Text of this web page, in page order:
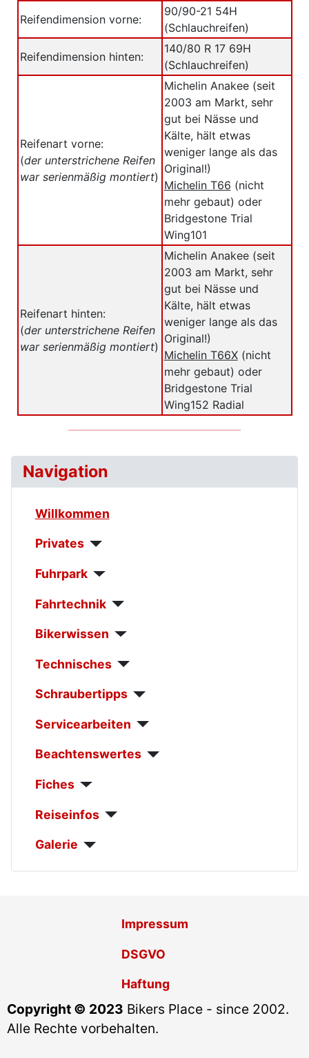
Reifendimension vorne:
90/90-21 54H
(Schlauchreifen)
Reifendimension hinten:
140/80 R 17 69H
(Schlauchreifen)
Reifenart vorne:
(der unterstrichene Reifen
war serienmäßig montiert)
Michelin Anakee (seit
2003 am Markt, sehr
gut bei Nässe und
Kälte, hält etwas
weniger lange als das
Original!)
Michelin T66 (nicht
mehr gebaut) oder
Bridgestone Trial
Wing101
Reifenart hinten:
(der unterstrichene Reifen
war serienmäßig montiert)
Michelin Anakee (seit
2003 am Markt, sehr
gut bei Nässe und
Kälte, hält etwas
weniger lange als das
Original!)
Michelin T66X(nicht
mehr gebaut) oder
Bridgestone Trial
Wing152 Radial
Navigation
Willkommen
Privates
Fuhrpark
Fahrtechnik
Bikerwissen
Technisches
Schraubertipps
Servicearbeiten
Beachtenswertes
Fiches
Reiseinfos
Galerie
Impressum
DSGVO
Haftung
Copyright © 2023 Bikers Place - since 2002.
Alle Rechte vorbehalten.